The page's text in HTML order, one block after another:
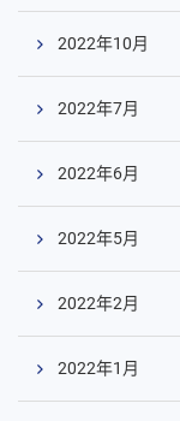
2022年10月
2022年7月
2022年6月
2022年5月
2022年2月
2022年1月